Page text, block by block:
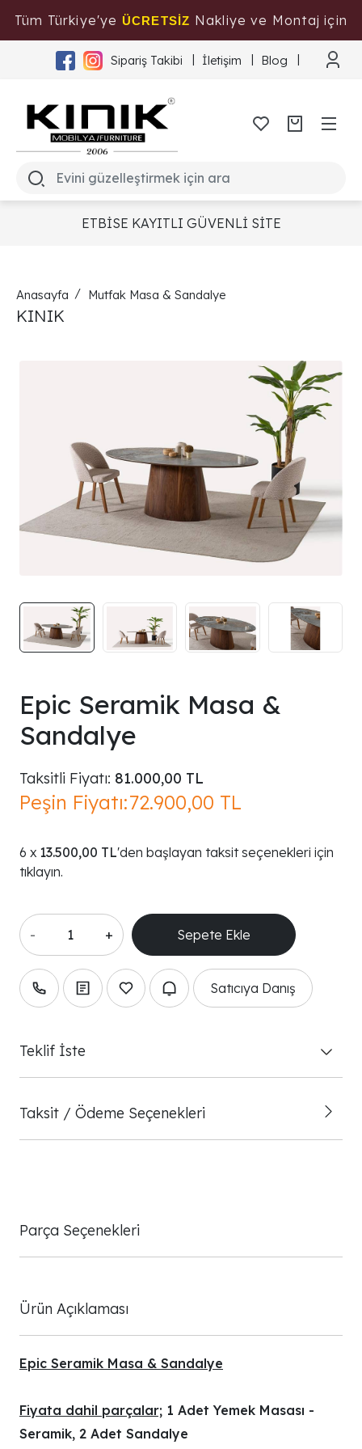
Tüm Türkiye'ye ÜCRETSİZ Nakliye ve Montaj için
Tıklayınız
Sipariş Takibi İletişim Blog
ETBİSE KAYITLI GÜVENLİ SİTE
Anasayfa Mutfak Masa & Sandalye
KINIK
Epic Seramik Masa &
Sandalye
Taksitli Fiyatı: 81.000,00 TL
Peşin Fiyatı:72.900,00 TL
13.500,00 TL'den başlayan taksit seçenekleri için
tıklayın.
- +
Satıcıya Danış
Teklif İste
Taksit / Ödeme Seçenekleri
Parça Seçenekleri
Ürün Açıklaması
Epic Seramik Masa & Sandalye
Fiyata dahil parçalar; 1 Adet Yemek Masası -
Seramik, 2 Adet Sandalye